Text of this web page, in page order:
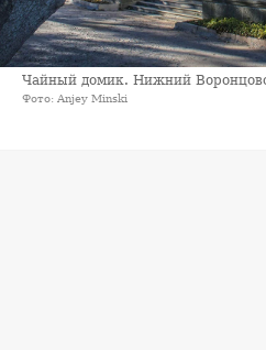
Чайный домик. Нижний
Фото: Anjey Minski